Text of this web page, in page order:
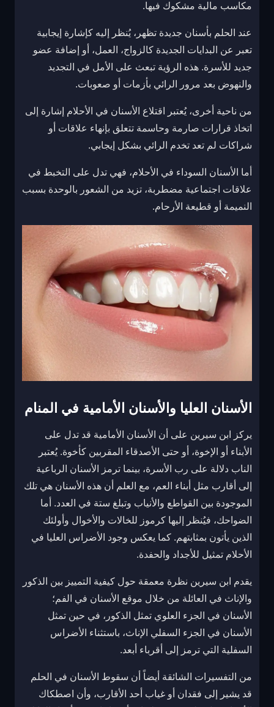
مكاسب مالية مشكوك فيها.
عند الحلم بأسنان جديدة تظهر، يُنظر إليه كإشارة إيجابية
تعبر عن البدايات الجديدة كالزواج، العمل، أو إضافة عضو
جديد للأسرة. هذه الرؤية تبعث على الأمل في التجديد
والنهوض بعد مرور الرائي بأزمات أو صعوبات.
من ناحية أخرى، يُعتبر اقتلاع الأسنان في الأحلام إشارة إلى
اتخاذ قرارات صارمة وحاسمة تتعلق بإنهاء علاقات أو
شراكات لم تعد تخدم الرائي بشكل إيجابي.
أما الأسنان السوداء في الأحلام، فهي تدل على التخبط في
علاقات اجتماعية مضطربة، تزيد من الشعور بالوحدة بسبب
النميمة أو قطيعة الأرحام.
الأسنان العليا والأسنان الأمامية في المنام
يركز ابن سيرين على أن الأسنان الأمامية قد تدل على
الأبناء أو الإخوة، أو حتى الأصدقاء المقربين كأخوة. يُعتبر
الناب دلالة على رب الأسرة، بينما ترمز الأسنان الرباعية
إلى أقارب مثل أبناء العم، مع العلم أن هذه الأسنان هي تلك
الموجودة بين القواطع والأنياب وتبلغ ستة في العدد. أما
الضواحك، فيُنظر إليها كرموز للخالات والأخوال وأولئك
الذين يأتون بمثابتهم. كما يعكس وجود الأضراس العليا في
الأحلام تمثيل للأجداد والحفدة.
يقدم ابن سيرين نظرة معمقة حول كيفية التمييز بين الذكور
والإناث في العائلة من خلال موقع الأسنان في الفم؛
الأسنان في الجزء العلوي تمثل الذكور، في حين تمثل
الأسنان في الجزء السفلي الإناث، باستثناء الأضراس
السفلية التي ترمز إلى أقرباء أبعد.
من التفسيرات الشائقة أيضاً أن سقوط الأسنان في الحلم
قد يشير إلى فقدان أو غياب أحد الأقارب، وأن اصطكاك